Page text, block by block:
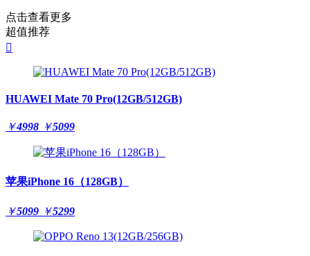
点击查看更多
超值推荐

HUAWEI Mate 70 Pro(12GB/512GB)
￥4998 ￥5099
苹果iPhone 16（128GB）
￥5099 ￥5299